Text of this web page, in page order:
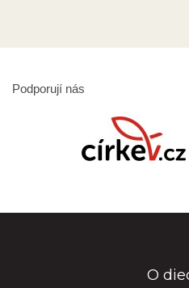
Podporují nás
O